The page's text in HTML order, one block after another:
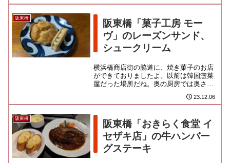
阪東橋
阪東橋「菓子工房 モー
ヴ」のレーズンサンド、
シュークリーム
横浜橋商店街の脇道に、焼き菓子のお店
ができておりましたよ。以前は韓国惣菜
屋だった場所だね。奥の厨房では奥さん
えの店内には、パウンドケーキ... 23.12.06
阪東橋
阪東橋「おきらく食堂 イ
セザキ店」の牛ハンバー
グステーキ